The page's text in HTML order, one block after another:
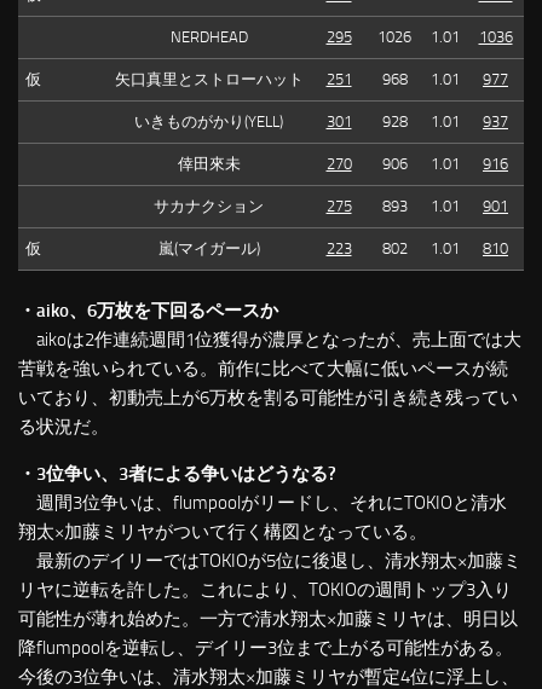
NERDHEAD 295 1026 1.01 1036
仮 矢口真里とストローハット 251 968 1.01 977
いきものがかり(YELL) 301 928 1.01 937
倖田來未 270 906 1.01 916
サカナクション 275 893 1.01 901
仮 嵐(マイガール) 223 802 1.01 810
・aiko、6万枚を下回るペースか
aikoは2作連続週間1位獲得が濃厚となったが、売上面では大
苦戦を強いられている。前作に比べて大幅に低いペースが続
いており、初動売上が6万枚を割る可能性が引き続き残ってい
る状況だ。
・3位争い、3者による争いはどうなる?
週間3位争いは、flumpoolがリードし、それにTOKIOと清水
翔太×加藤ミリヤがついて行く構図となっている。
最新のデイリーではTOKIOが5位に後退し、清水翔太×加藤ミ
リヤに逆転を許した。これにより、TOKIOの週間トップ3入り
可能性が薄れ始めた。一方で清水翔太×加藤ミリヤは、明日以
降flumpoolを逆転し、デイリー3位まで上がる可能性がある。
今後の3位争いは、清水翔太×加藤ミリヤが暫定4位に浮上し、